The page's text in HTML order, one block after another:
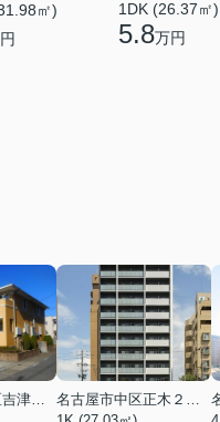
㎡)
1DK (26.37㎡)
5.8万円